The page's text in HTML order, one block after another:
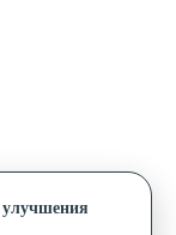
улучшения